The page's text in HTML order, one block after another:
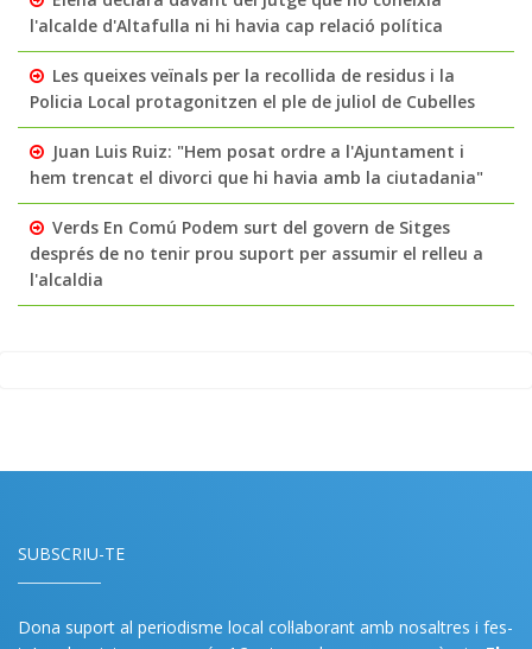
l'alcalde d'Altafulla ni hi havia cap relació política
Les queixes veïnals per la recollida de residus i la
Policia Local protagonitzen el ple de juliol de Cubelles
Juan Luis Ruiz: "Hem posat ordre a l'Ajuntament i
hem trencat el divorci que hi havia amb la ciutadania"
Verds En Comú Podem surt del govern de Sitges
després de no tenir prou suport per assumir el relleu a
l'alcaldia
SUBSCRIU-TE
Dona suport al periodisme local col·laborant amb nosaltres i fes-